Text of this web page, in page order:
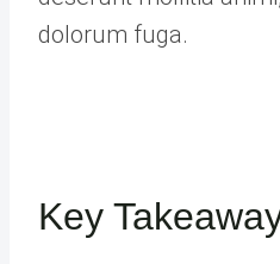
dolorum fuga.
Key